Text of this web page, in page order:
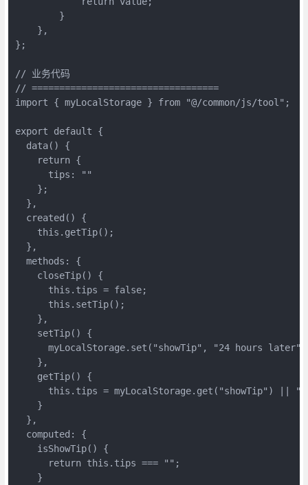
        }
    },
};
// 业务代码
// ==================================
import { myLocalStorage } from "@/common/js/tool";
export default {
  data() {
    return {
      tips: ""
    };
  },
  created() {
    this.getTip();
  },
  methods: {
    closeTip() {
      this.tips = false;
      this.setTip();
    },
    setTip() {
myLocalStorage.set("showTip", "24 hours
    },
    getTip() {
this.tips = myLocalStorage.get("showTip") ||
    }
  },
  computed: {
    isShowTip() {
      return this.tips === "";
    }